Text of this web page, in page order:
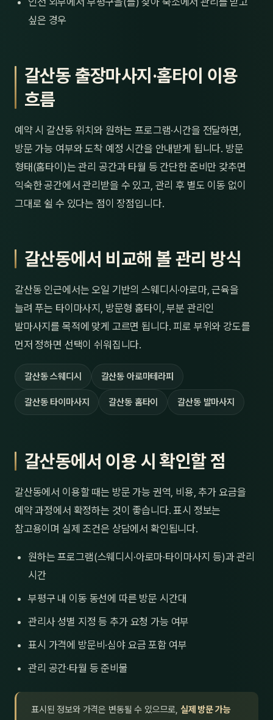
싶은 경우
갈산동 출장마사지·홈타이 이용
흐름
예약 시 갈산동 위치와 원하는 프로그램·시간을 전달하면,
방문 가능 여부와 도착 예정 시간을 안내받게 됩니다. 방문
형태(홈타이)는 관리 공간과 타월 등 간단한 준비만 갖추면
익숙한 공간에서 관리받을 수 있고, 관리 후 별도 이동 없이
그대로 쉴 수 있다는 점이 장점입니다.
갈산동에서 비교해 볼 관리 방식
갈산동 인근에서는 오일 기반의 스웨디시·아로마, 근육을
늘려 푸는 타이마사지, 방문형 홈타이, 부분 관리인
발마사지를 목적에 맞게 고르면 됩니다. 피로 부위와 강도를
먼저 정하면 선택이 쉬워집니다.
갈산동 스웨디시 갈산동 아로마테라피
갈산동 타이마사지 갈산동 홈타이 갈산동 발마사지
갈산동에서 이용 시 확인할 점
갈산동에서 이용할 때는 방문 가능 권역, 비용, 추가 요금을
예약 과정에서 확정하는 것이 좋습니다. 표시 정보는
참고용이며 실제 조건은 상담에서 확인됩니다.
원하는 프로그램(스웨디시·아로마·타이마사지 등)과 관리
시간
부평구 내 이동 동선에 따른 방문 시간대
관리사 성별 지정 등 추가 요청 가능 여부
표시 가격에 방문비·심야 요금 포함 여부
관리 공간·타월 등 준비물
표시된 정보와 가격은 변동될 수 있으므로, 실제 방문 가능